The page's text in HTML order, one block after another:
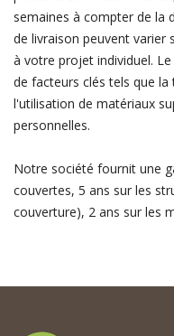
semaines à compter de la
de livraison peuvent
à votre projet individuel.
de facteurs clés tels que
l'utilisation de matériaux
personnelles.
Notre société fournit une
couvertes, 5 ans sur les
couverture), 2 ans sur les